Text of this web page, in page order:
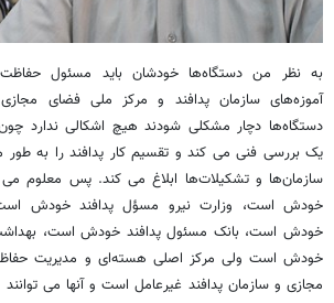
به نظر من دستگاه‌ها خودشان باید مسئول حفاظت
آموزه‌های سازمان پدافند و مرکز ملی فضای
دستگاه‌ها دچار مشکلی شودند هیچ اشکالی ندارد
یک بررسی فنی می کند و تقسیم کار پدافند را به
سازمان‌ها و تشکیلات‌ها ابلاغ می کند. پس معلوم
خودش است، وزارت نیرو مسؤل پدافند خودش
خودش است، بانک مسئول پدافند خودش است،
خودش است ولی مرکز اصلی هسته‌ای و مدیریت
مجازی و سازمان پدافند غیرعامل است و آنها می